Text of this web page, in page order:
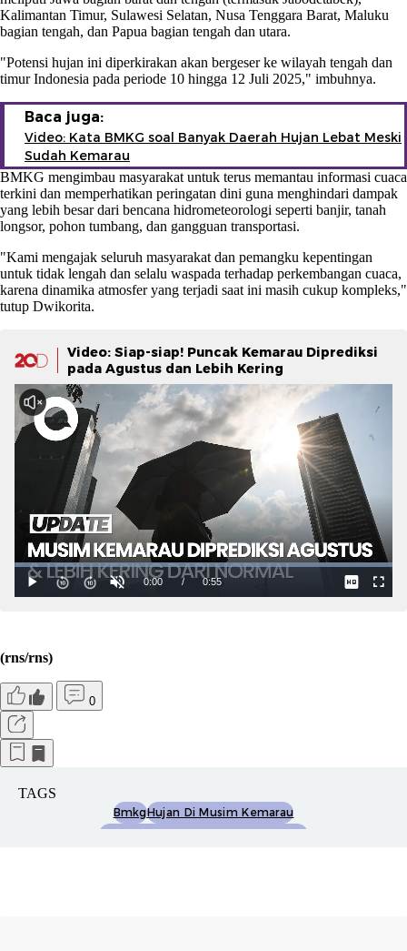
Kalimantan Timur, Sulawesi Selatan, Nusa Tenggara Barat, Maluku
bagian tengah, dan Papua bagian tengah dan utara.
"Potensi hujan ini diperkirakan akan bergeser ke wilayah tengah dan
timur Indonesia pada periode 10 hingga 12 Juli 2025," imbuhnya.
Baca juga:
Video: Kata BMKG soal Banyak Daerah Hujan Lebat Meski
Sudah Kemarau
BMKG mengimbau masyarakat untuk terus memantau informasi cuaca
terkini dan memperhatikan peringatan dini guna menghindari dampak
yang lebih besar dari bencana hidrometeorologi seperti banjir, tanah
longsor, pohon tumbang, dan gangguan transportasi.
"Kami mengajak seluruh masyarakat dan pemangku kepentingan
untuk tidak lengah dan selalu waspada terhadap perkembangan cuaca,
karena dinamika atmosfer yang terjadi saat ini masih cukup kompleks,"
tutup Dwikorita.
Video: Siap-siap! Puncak Kemarau Diprediksi
pada Agustus dan Lebih Kering
(rns/rns)
0
TAGS
BmkgHujan Di Musim Kemarau
Penyebab Hujan Di Musim Kemarau